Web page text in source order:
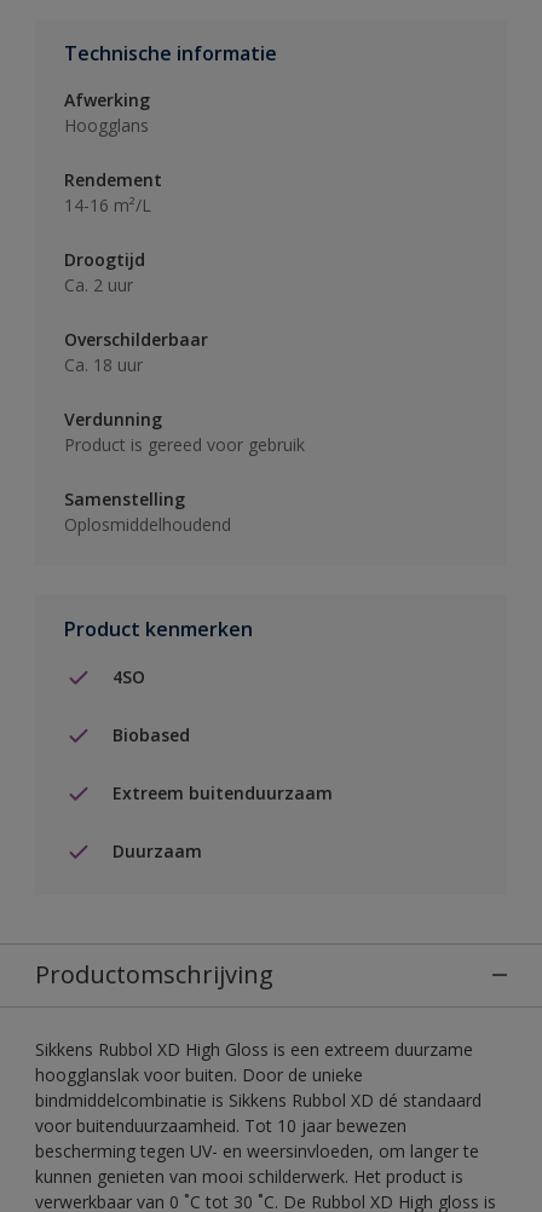
Technische informatie
Afwerking
Hoogglans
Rendement
14-16 m²/L
Droogtijd
Ca. 2 uur
Overschilderbaar
Ca. 18 uur
Verdunning
Product is gereed voor gebruik
Samenstelling
Oplosmiddelhoudend
Product kenmerken
4SO
Biobased
Extreem buitenduurzaam
Duurzaam
Productomschrijving
Sikkens Rubbol XD High Gloss is een extreem duurzame
hoogglanslak voor buiten. Door de unieke
bindmiddelcombinatie is Sikkens Rubbol XD dé standaard
voor buitenduurzaamheid. Tot 10 jaar bewezen
bescherming tegen UV- en weersinvloeden, om langer te
kunnen genieten van mooi schilderwerk. Het product is
verwerkbaar van 0 ˚C tot 30 ˚C. De Rubbol XD High gloss is